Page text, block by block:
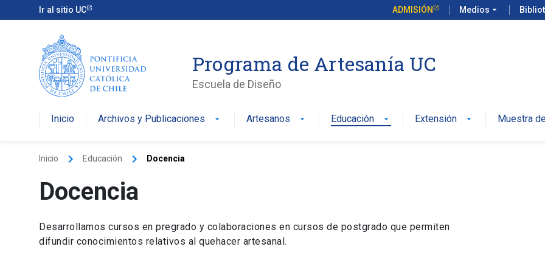
Ir al sitio UC ADMISIÓN Medios arrow_drop_down
Programa de Artesanía UC
Escuela de Diseño
Inicio Archivos y Publicaciones arrow_drop_down Artesanos arrow_drop_down Educación arrow_drop_down Extensión arrow_drop_down Muestra
Inicio keyboard_arrow_right Educación keyboard_arrow_right Docencia
Docencia
Desarrollamos cursos en pregrado y colaboraciones en cursos de postgrado que permiten
difundir conocimientos relativos al quehacer artesanal.